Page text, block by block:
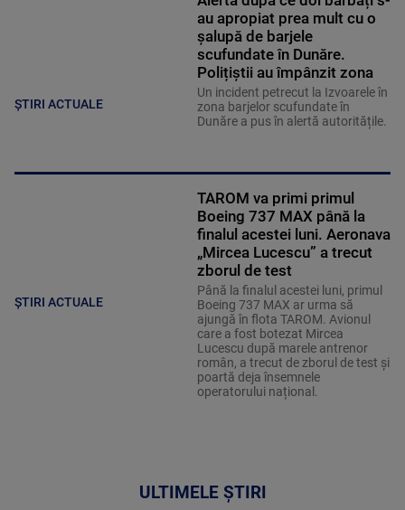
ȘTIRI ACTUALE
au apropiat prea mult cu o
șalupă de barjele
scufundate în Dunăre.
Polițiștii au împânzit zona
Un incident petrecut la Izvoarele în
zona barjelor scufundate în
Dunăre a pus în alertă autoritățile.
ȘTIRI ACTUALE
TAROM va primi primul
Boeing 737 MAX până la
finalul acestei luni. Aeronava
„Mircea Lucescu” a trecut
zborul de test
Până la finalul acestei luni, primul
Boeing 737 MAX ar urma să
ajungă în flota TAROM. Avionul
care a fost botezat Mircea
Lucescu după marele antrenor
român, a trecut de zborul de test și
poartă deja însemnele
operatorului național.
ULTIMELE ȘTIRI